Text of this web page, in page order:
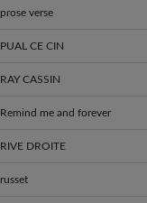
prose verse
PUAL CE CIN
RAY CASSIN
Remind me and forever
RIVE DROITE
russet